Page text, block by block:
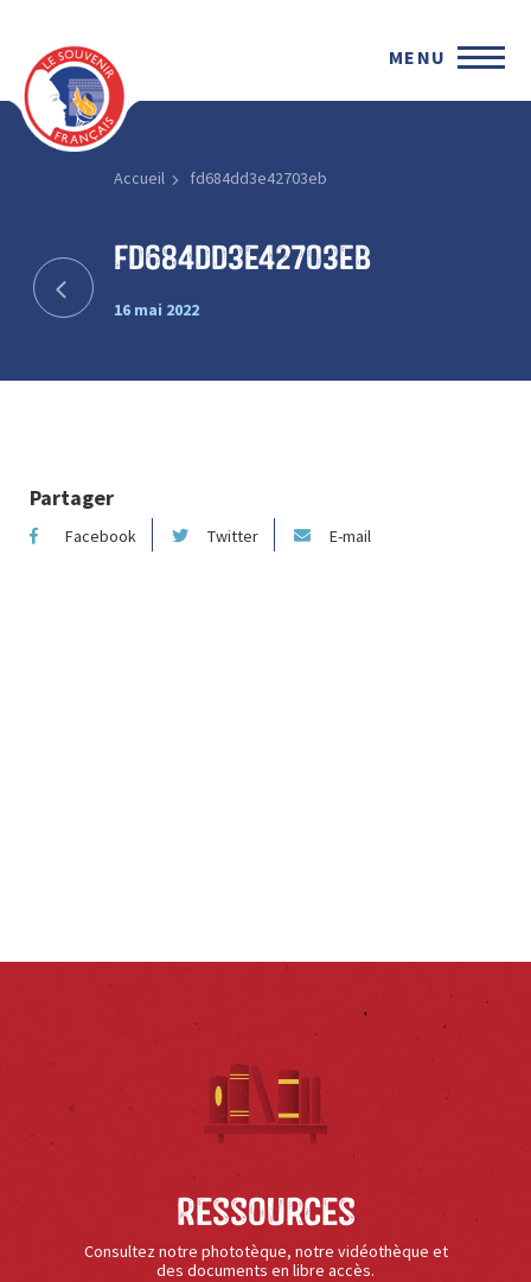
MENU
Accueil fd684dd3e42703eb
fd684dd3e42703eb
16 mai 2022
Partager
Facebook Twitter E-mail
Ressources
Consultez notre phototèque, notre vidéothèque et
des documents en libre accès.